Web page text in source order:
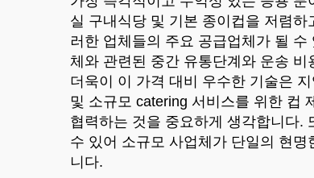
실 구내식당 및 기본 종이컵을 저렴
러한 업체들의 주요 공급업체가 될
체와 관련된 중간 유통단계와 운송
더욱이 이 가격 대비 우수한 기술은
및 소규모 catering 서비스를 위한 컵
협력하는 것을 중요하게 생각합니다.
수 있어 소규모 사업체가 단일의 현
니다.